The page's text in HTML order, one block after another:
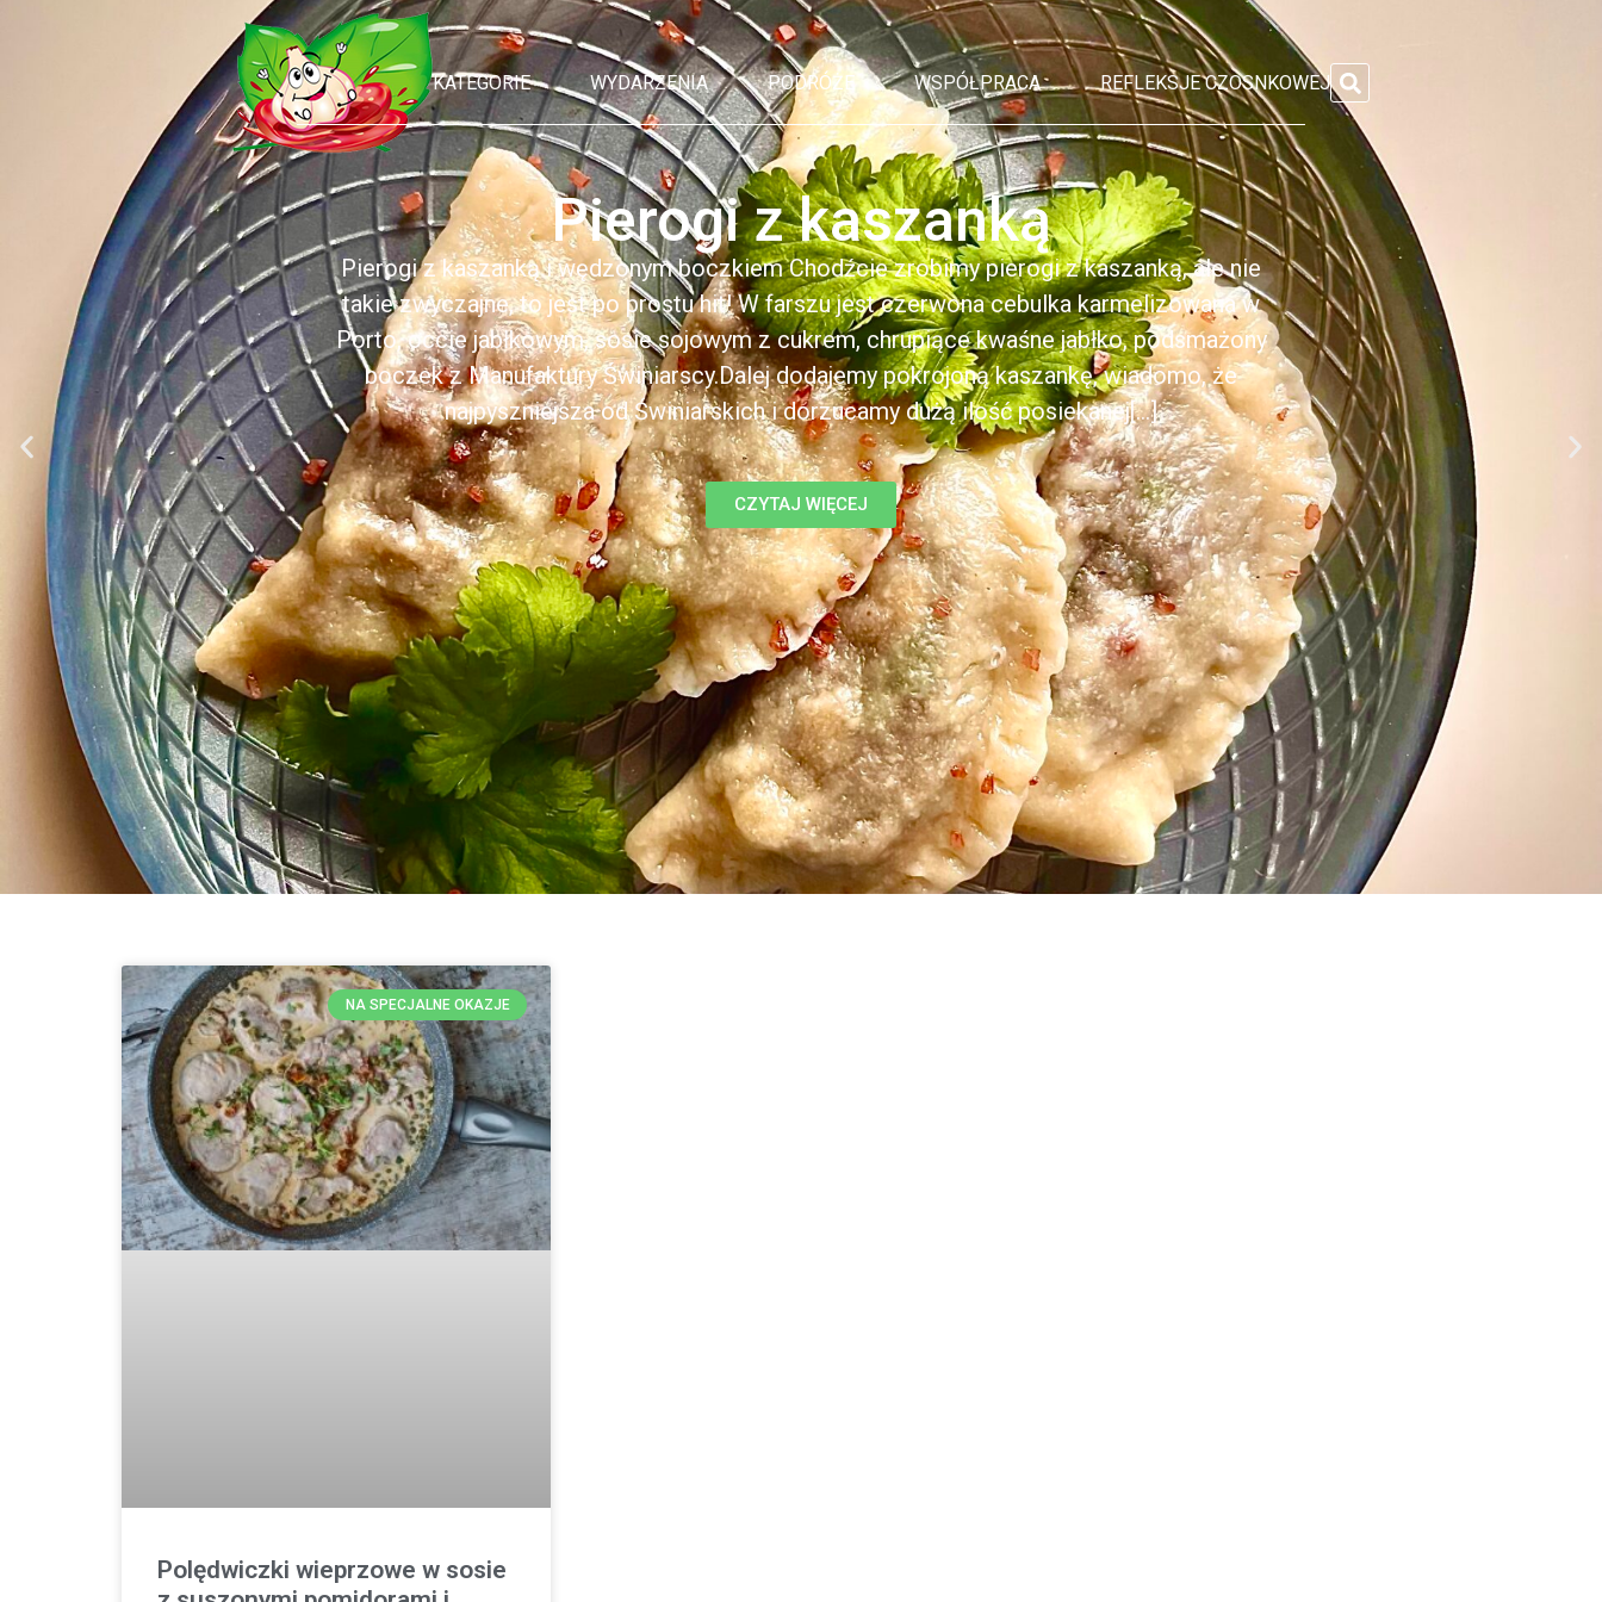
KATEGORIE WYDARZENIA PODRÓŻE WSPÓŁPRACA REFLEKSJE CZOSNKOWEJ
Pierogi z kaszanką
Pierogi z kaszanką i wędzonym boczkiem Chodźcie zrobimy pierogi z kaszanką, ale nie
takie zwyczajne, to jest po prostu hit! W farszu jest czerwona cebulka karmelizowana w
Porto, occie jabłkowym, sosie sojowym z cukrem, chrupiące kwaśne jabłko, podsmażony
boczek z Manufaktury Świniarscy.Dalej dodajemy pokrojoną kaszankę, wiadomo, że
najpyszniejsza od Świniarskich i dorzucamy dużą ilość posiekanej[...]
CZYTAJ WIĘCEJ
NA SPECJALNE OKAZJE
Polędwiczki wieprzowe w sosie